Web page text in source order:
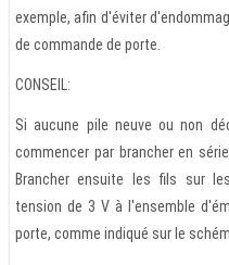
exemple, afin d'éviter
de commande de porte.
CONSEIL:
Si aucune pile neuve ou non
commencer par brancher en
Brancher ensuite les fils sur
tension de 3 V à l'ensemble
porte, comme indiqué sur le